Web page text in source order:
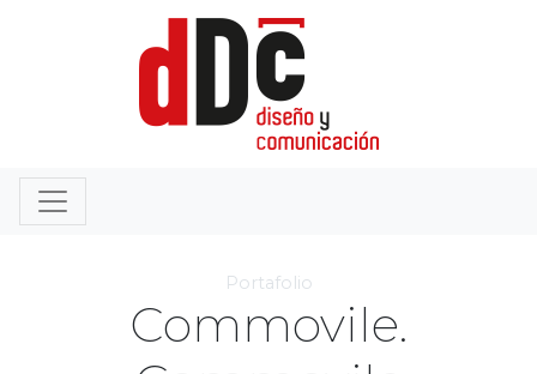
Portafolio
Commovile.